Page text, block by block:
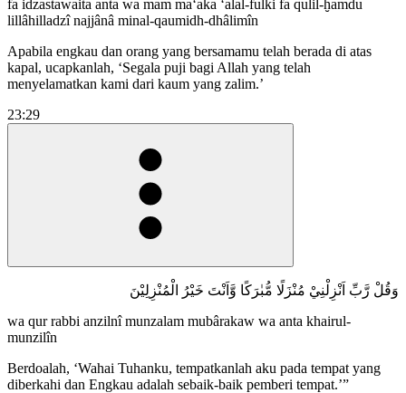
fa idzastawaita anta wa mam ma‘aka ‘alal-fulki fa qulil-ḫamdu
lillâhilladzî najjânâ minal-qaumidh-dhâlimîn
Apabila engkau dan orang yang bersamamu telah berada di atas
kapal, ucapkanlah, ‘Segala puji bagi Allah yang telah
menyelamatkan kami dari kaum yang zalim.’
23:29
وَقُلْ رَّبِّ اَنْزِلْنِيْ مُنْزَلًا مُّبٰرَكًا وَّاَنْتَ خَيْرُ الْمُنْزِلِيْنَ
wa qur rabbi anzilnî munzalam mubârakaw wa anta khairul-
munzilîn
Berdoalah, ‘Wahai Tuhanku, tempatkanlah aku pada tempat yang
diberkahi dan Engkau adalah sebaik-baik pemberi tempat.’”